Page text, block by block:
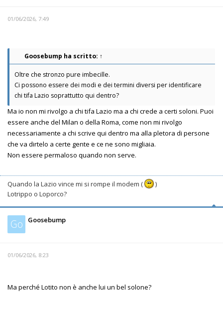
01/06/2026, 7:49
Goosebump ha scritto: ↑
Oltre che stronzo pure imbecille.
Ci possono essere dei modi e dei termini diversi per identificare
chi tifa Lazio soprattutto qui dentro?
Ma io non mi rivolgo a chi tifa Lazio ma a chi crede a certi soloni. Puoi
essere anche del Milan o della Roma, come non mi rivolgo
necessariamente a chi scrive qui dentro ma alla pletora di persone
che va dirtelo a certe gente e ce ne sono migliaia.
Non essere permaloso quando non serve.
Quando la Lazio vince mi si rompe il modem (
)
Lotrippo o Loporco?
Go Goosebump
01/06/2026, 8:23
Ma perché Lotito non è anche lui un bel solone?